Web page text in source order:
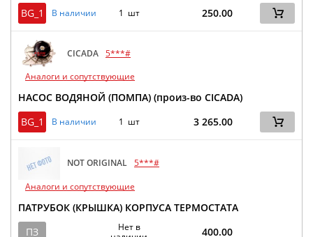
BG_1
В наличии 1 шт 250.00
CICADA 5***#
Аналоги и сопутствующие
НАСОС ВОДЯНОЙ (ПОМПА) (произ-во CICADA)
BG_1
В наличии 1 шт 3 265.00
NOT ORIGINAL 5***#
Аналоги и сопутствующие
ПАТРУБОК (КРЫШКА) КОРПУСА ТЕРМОСТАТА
ПЗ
Нет в
400.00